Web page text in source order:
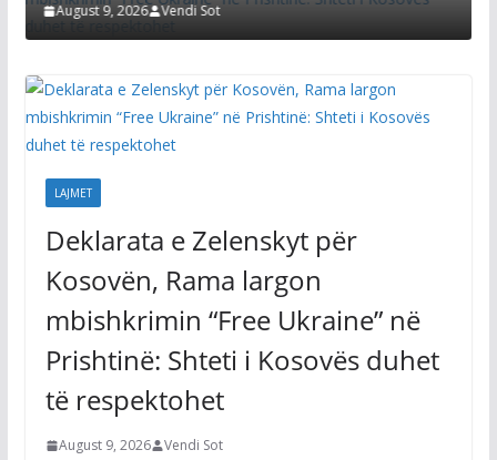
9, 2026 Vendi Sot
LAJMET
Deklarata e Zelenskyt për
Kosovën, Rama largon
mbishkrimin “Free Ukraine” në
Prishtinë: Shteti i Kosovës duhet
të respektohet